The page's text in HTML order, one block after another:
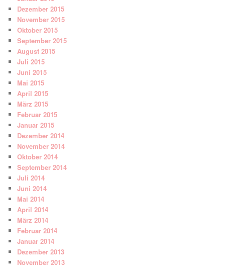
Dezember 2015
November 2015
Oktober 2015
September 2015
August 2015
Juli 2015
Juni 2015
Mai 2015
April 2015
März 2015
Februar 2015
Januar 2015
Dezember 2014
November 2014
Oktober 2014
September 2014
Juli 2014
Juni 2014
Mai 2014
April 2014
März 2014
Februar 2014
Januar 2014
Dezember 2013
November 2013